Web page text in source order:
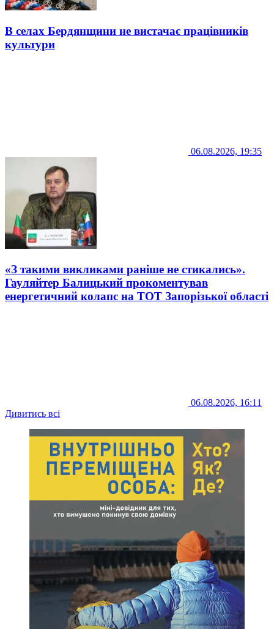
В селах Бердянщини не вистачає працівників
культури
06.08.2026, 19:35
«З такими викликами раніше не стикались».
Гауляйтер Балицький прокоментував
енергетичний колапс на ТОТ Запорізької області
06.08.2026, 16:11
Дивитись всі